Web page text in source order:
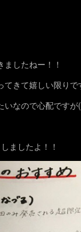
したねー！！
てきて嬉しい限りで
なので心配ですが
ましたよ！！